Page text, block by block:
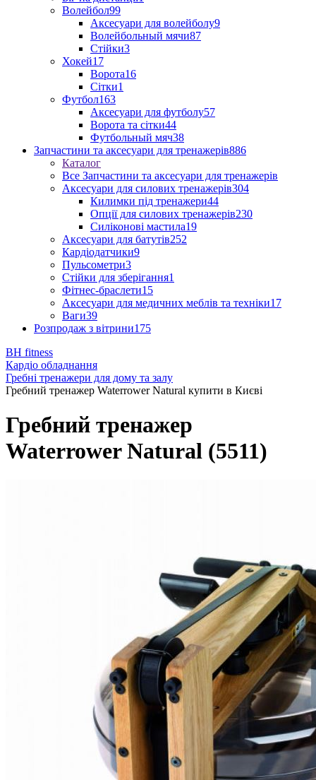
Волейбол99
Аксесуари для волейболу9
Волейбольный мячи87
Стійки3
Хокей17
Ворота16
Сітки1
Футбол163
Аксесуари для футболу57
Ворота та сітки44
Футбольный мяч38
Запчастини та аксесуари для тренажерів886
Каталог
Все Запчастини та аксесуари для тренажерів
Аксесуари для силових тренажерів304
Килимки під тренажери44
Опції для силових тренажерів230
Силіконові мастила19
Аксесуари для батутів252
Кардіодатчики9
Пульсометри3
Стійки для зберігання1
Фітнес-браслети15
Аксесуари для медичних меблів та техніки17
Ваги39
Розпродаж з вітрини175
BH fitness
Кардіо обладнання
Гребні тренажери для дому та залу
Гребний тренажер Waterrower Natural купити в Києві
Гребний тренажер
Waterrower Natural (5511)